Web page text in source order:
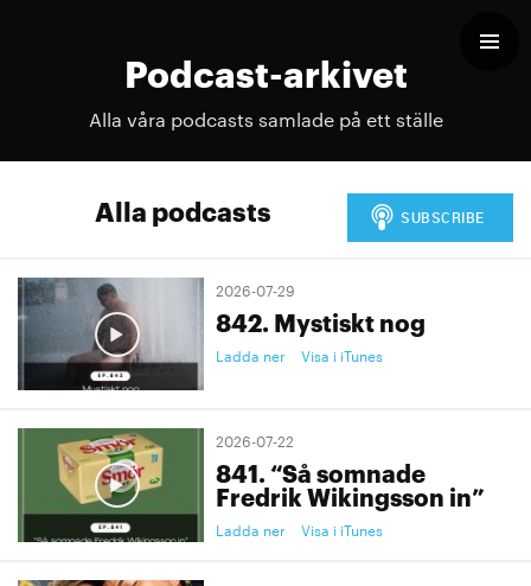
Podcast-arkivet
Alla våra podcasts samlade på ett ställe
Alla podcasts
2026-07-29
842. Mystiskt nog
Ladda ner Visa i iTunes
2026-07-22
841. “Så somnade
Fredrik Wikingsson in”
Ladda ner Visa i iTunes